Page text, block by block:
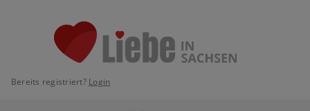
Bereits registriert? Login